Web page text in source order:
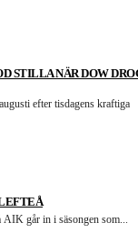
STILLA NÄR DOW
efter tisdagens kraftiga
AIK går in i säsongen som...